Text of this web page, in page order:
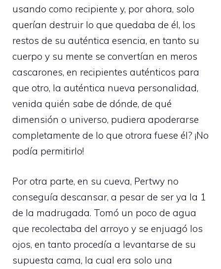
usando como recipiente y, por ahora, solo
querían destruir lo que quedaba de él, los
restos de su auténtica esencia, en tanto su
cuerpo y su mente se convertían en meros
cascarones, en recipientes auténticos para
que otro, la auténtica nueva personalidad,
venida quién sabe de dónde, de qué
dimensión o universo, pudiera apoderarse
completamente de lo que otrora fuese él? ¡No
podía permitirlo!
Por otra parte, en su cueva, Pertwy no
conseguía descansar, a pesar de ser ya la 1
de la madrugada. Tomó un poco de agua
que recolectaba del arroyo y se enjuagó los
ojos, en tanto procedía a levantarse de su
supuesta cama, la cual era solo una